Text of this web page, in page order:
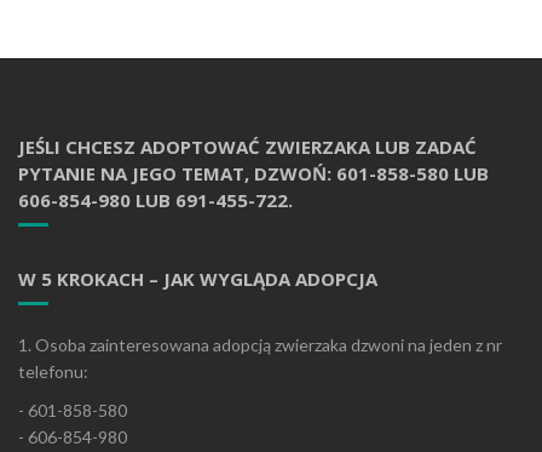
JEŚLI CHCESZ ADOPTOWAĆ ZWIERZAKA LUB ZADAĆ
PYTANIE NA JEGO TEMAT, DZWOŃ: 601-858-580 LUB
606-854-980 LUB 691-455-722.
W 5 KROKACH – JAK WYGLĄDA ADOPCJA
1. Osoba zainteresowana adopcją zwierzaka dzwoni na jeden z nr
telefonu:
- 601-858-580
- 606-854-980